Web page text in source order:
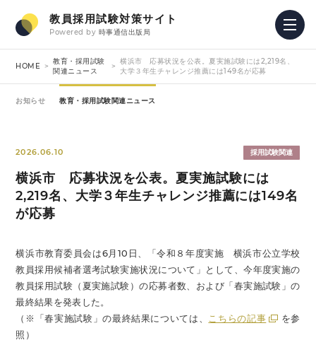
教員採用試験対策サイト
Powered by 時事通信出版局
HOME
教育・採用試験
関連ニュース
横浜市 応募状況を公表。夏実施試験には2,219名、
大学３年生チャレンジ推薦には149名が応募
お知らせ 教育・採用試験関連ニュース
2026.06.10 採用試験関連
横浜市 応募状況を公表。夏実施試験には
2,219名、大学３年生チャレンジ推薦には149名
が応募
横浜市教育委員会は6月10日、「令和８年度実施 横浜市公立学校
教員採用候補者選考試験実施状況について」として、今年度実施の
教員採用試験（夏実施試験）の応募者数、および「春実施試験」の
最終結果を発表した。
（※「春実施試験」の最終結果については、
こちらの記事
を参
照）